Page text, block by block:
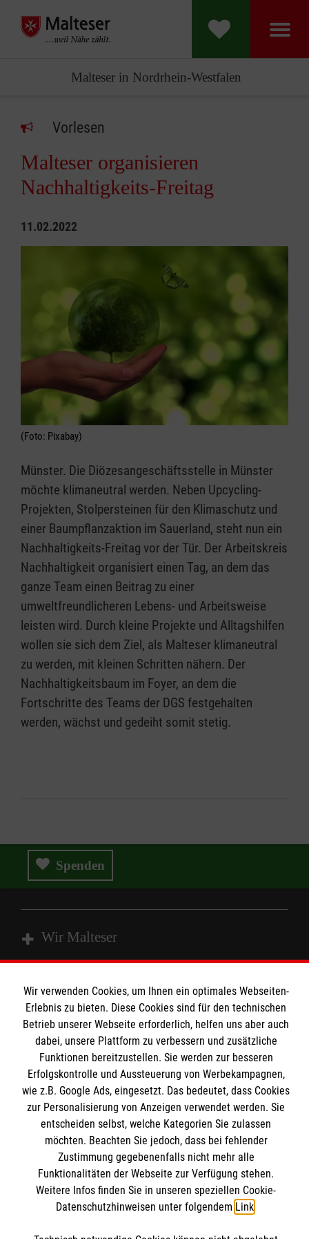
Malteser in Nordrhein-Westfalen
Vorlesen
Malteser organisieren
Nachhaltigkeits-Freitag
11.02.2022
(Foto: Pixabay)
Münster. Die Diözesangeschäftsstelle in Münster
möchte klimaneutral werden. Neben Upcycling-
Projekten, Stolpersteinen für den Klimaschutz und
einer Baumpflanzaktion im Sauerland, steht nun ein
Nachhaltigkeits-Freitag vor der Tür. Der Arbeitskreis
Nachhaltigkeit organisiert einen Tag, an dem das
ganze Team einen Beitrag zu einer
umweltfreundlicheren Lebens- und Arbeitsweise
leisten wird. Durch kleine Projekte und Alltagshilfen
wollen sie sich dem Ziel, als Malteser klimaneutral
zu werden, mit kleinen Schritten nähern. Der
Nachhaltigkeitsbaum im Foyer, an dem die
Fortschritte des Teams der DGS festgehalten
werden, wächst und gedeiht somit stetig.
Spenden
Wir Malteser
Spenden und Helfen
Angebote und Leistungen
Unsere Kurse
Mitarbeiten
Wir Malteser
Informationen
Kontakt
Pressestelle
Datenschutz
Malteser online
Malteserorden
Malteser Jugend
Sharepoint
Spendenkonto
Empfänger: Malteser Hilfsdienst e.V.
Wir verwenden Cookies, um Ihnen ein optimales Webseiten-
Erlebnis zu bieten. Diese Cookies sind für den technischen
Betrieb unserer Webseite erforderlich, helfen uns aber auch
dabei, unsere Plattform zu verbessern und zusätzliche
Funktionen bereitzustellen. Sie werden zur besseren
Erfolgskontrolle und Aussteuerung von Werbekampagnen,
wie z.B. Google Ads, eingesetzt. Das bedeutet, dass Cookies
zur Personalisierung von Anzeigen verwendet werden. Sie
entscheiden selbst, welche Kategorien Sie zulassen
möchten. Beachten Sie jedoch, dass bei fehlender
Zustimmung gegebenenfalls nicht mehr alle
Funktionalitäten der Webseite zur Verfügung stehen.
Weitere Infos finden Sie in unseren speziellen Cookie-
Datenschutzhinweisen unter folgendem Link.